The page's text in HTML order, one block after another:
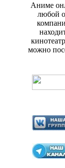
Аниме
любой
можно